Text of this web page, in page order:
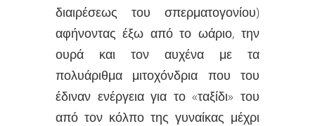
διαιρέσεως του σπερματογονίου)
αφήνοντας έξω από το ωάριο, την
ουρά και τον αυχένα με τα
πολυάριθμα μιτοχόνδρια που του
έδιναν ενέργεια για το «ταξίδι» του
από τον κόλπο της γυναίκας μέχρι